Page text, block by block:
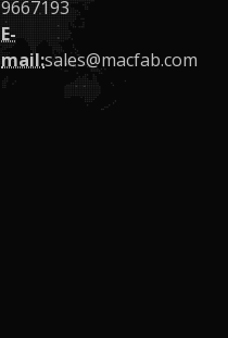
9667193
E-
mail:sales@macfab.com